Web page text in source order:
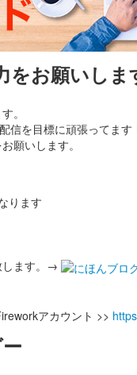
お願いしま
。
信を目標に頑張ってます
願いします。
ります
します。→
アカウント >>